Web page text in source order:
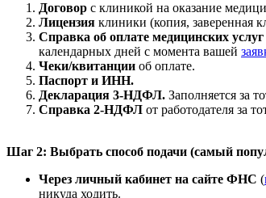
Договор с клиникой на оказание
Лицензия клиники (копия, заверенная
Справка об оплате медицинских
календарных дней с момента вашей
Чеки/квитанции об оплате.
Паспорт и ИНН.
Декларация 3-НДФЛ. Заполняется за
Справка 2-НДФЛ от работодателя за
Шаг 2: Выбрать способ подачи (самый
Через личный кабинет на сайте ФНС (
никуда ходить.